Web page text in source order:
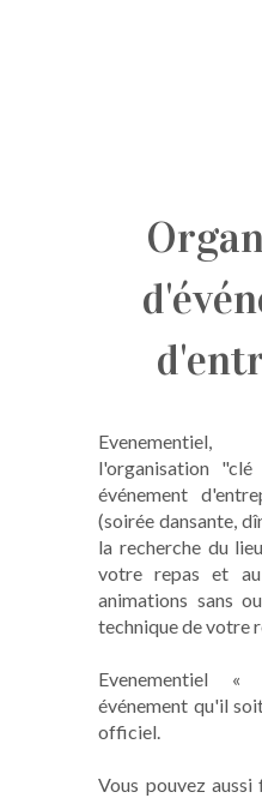
l'organisation
événement
(soirée dansante,
la recherche du
votre repas et
animations sans
technique de votre
Evenementiel
événement qu'il
officiel.
Vous pouvez